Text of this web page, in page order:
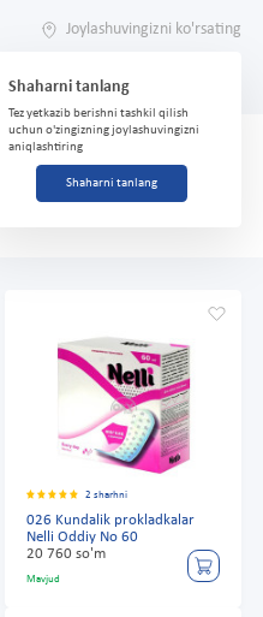
Joylashuvingizni ko'rsating
Shaharni tanlang
Tez yetkazib berishni tashkil qilish
uchun o'zingizning joylashuvingizni
aniqlashtiring
Shaharni tanlang
2 sharhni
026 Kundalik prokladkalar
Nelli Oddiy No 60
20 760 so'm
Mavjud